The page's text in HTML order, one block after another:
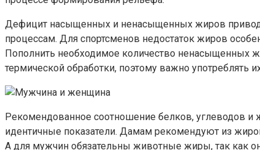
Дефицит насыщенных и ненасыщенных жиров
процессам. Для спортсменов недостаток жиров
Пополнить необходимое количество ненасыщенных
термической обработки, поэтому важно
Рекомендованное соотношение белков, углеводов
идентичные показатели. Дамам рекомендуют из
А для мужчин обязательны животные жиры, так как